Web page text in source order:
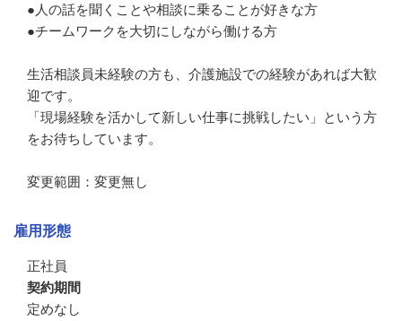
●人の話を聞くことや相談に乗ることが好きな方
●チームワークを大切にしながら働ける方
生活相談員未経験の方も、介護施設での経験があれば大歓
迎です。
「現場経験を活かして新しい仕事に挑戦したい」という方
をお待ちしています。
変更範囲：変更無し
雇用形態
正社員
契約期間
定めなし